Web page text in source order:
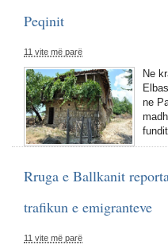
Peqinit
11 vite më parë
Ne
ne
Rruga e Ballkanit
trafikun e emigranteve
11 vite më parë